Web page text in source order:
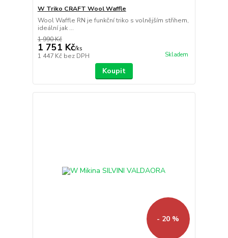
W Triko CRAFT Wool Waffle
Wool Waffle RN je funkční triko s volnějším střihem,
ideální jak ...
1 990 Kč
1 751 Kč/ks
1 447 Kč bez DPH Skladem
Koupit
- 20 %